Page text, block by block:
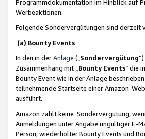
Programmdokumentation im Hinblick auf
Werbeaktionen.
Folgende Sondervergütungen sind derzeit
(a) Bounty Events
In den in derAnlage („ Sondervergütung
Zusammenhang mit „ Bounty Events“ die
Bounty Event wie in der Anlage
teilnehmende Startseite einer Amazon-
ausführt.
Amazon zahlt keine Sondervergütung,
Anmeldungen unter Angabe ungültiger E-
Person, wiederholter Bounty Events und